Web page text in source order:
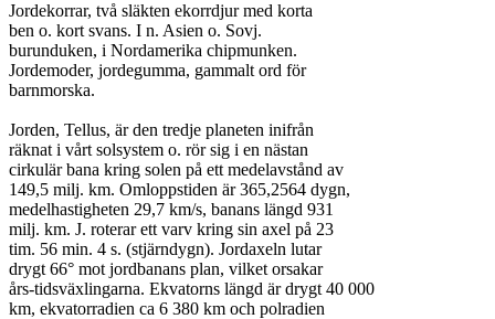
Jordekorrar, två släkten ekorrdjur med korta
ben o. kort svans. I n. Asien o. Sovj.
burunduken, i Nordamerika chipmunken.
Jordemoder, jordegumma, gammalt ord för
barnmorska.
Jorden, Tellus, är den tredje planeten inifrån
räknat i vårt solsystem o. rör sig i en nästan
cirkulär bana kring solen på ett medelavstånd av
149,5 milj. km. Omloppstiden är 365,2564 dygn,
medelhastigheten 29,7 km/s, banans längd 931
milj. km. J. roterar ett varv kring sin axel på 23
tim. 56 min. 4 s. (stjärndygn). Jordaxeln lutar
drygt 66° mot jordbanans plan, vilket orsakar
års-tidsväxlingarna. Ekvatorns längd är drygt 40 000
km, ekvatorradien ca 6 380 km och polradien